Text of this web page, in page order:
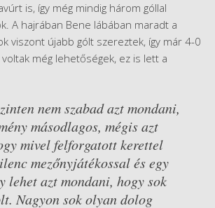
is, így még mindig három góllal
A hajrában Bene lábában maradt a
viszont újabb gólt szereztek, így már 4-0
még lehetőségek, ez is lett a
nem szabad azt mondani,
másodlagos, mégis azt
mivel felforgatott kerettel
mezőnyjátékossal és egy
lehet azt mondani, hogy sok
Nagyon sok olyan dolog